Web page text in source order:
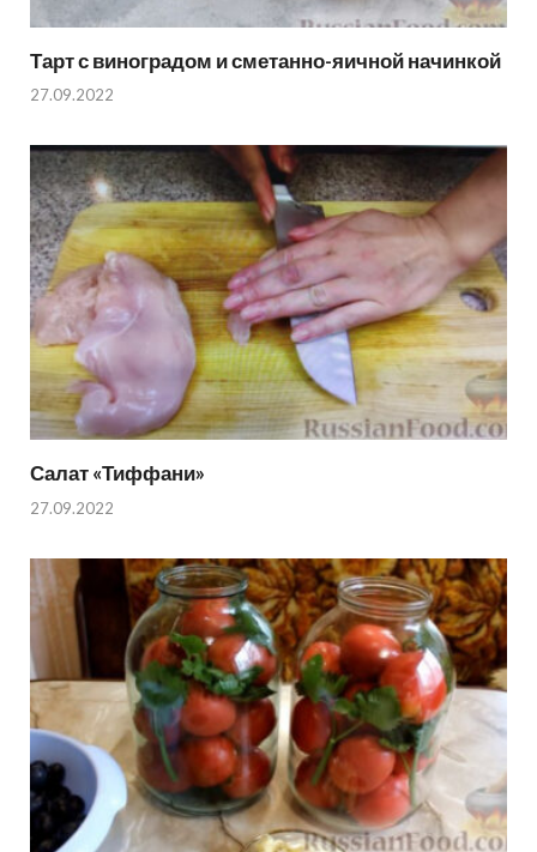
Тарт с виноградом и сметанно-яичной начинкой
27.09.2022
Салат «Тиффани»
27.09.2022